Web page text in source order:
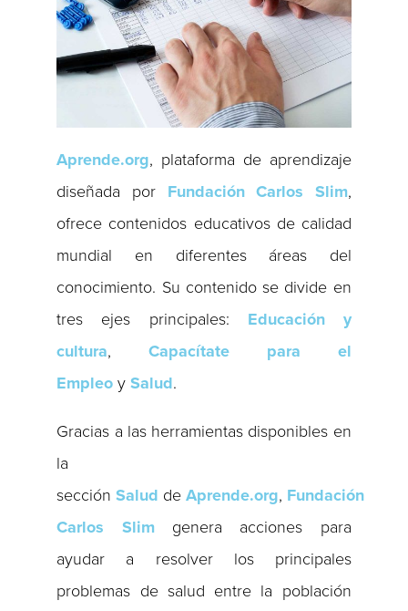
Aprende.org, plataforma de aprendizaje
diseñada por Fundación Carlos Slim,
ofrece contenidos educativos de calidad
mundial en diferentes áreas del
conocimiento. Su contenido se divide en
tres ejes principales: Educación y
cultura,Capacítate para el
Empleo ySalud.
Gracias a las herramientas disponibles en
la
secciónSalud deAprende.org, Fundación
Carlos Slimgenera acciones para
ayudar a resolver los principales
problemas de salud entre la población